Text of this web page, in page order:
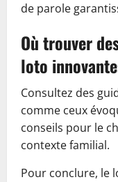
de parole
Où trouver
loto
Consultez des
comme ceux
conseils pour le
contexte familial.
Pour conclure, le